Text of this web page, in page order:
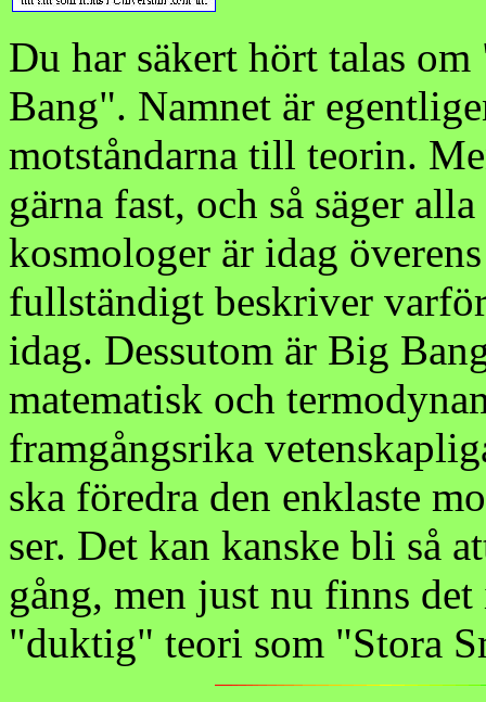
Du har säkert hört talas
Bang". Namnet är
motståndarna till teorin.
gärna fast, och så säger
kosmologer är idag
fullständigt beskriver
idag. Dessutom är Big
matematisk och
framgångsrika
ska föredra den enklaste
ser. Det kan kanske bli så
gång, men just nu finns
"duktig" teori som "Stora